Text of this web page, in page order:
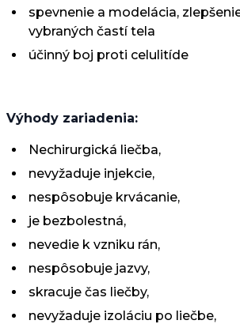
spevnenie a modelácia,
vybraných častí tela
účinný boj proti celulitíde
Výhody zariadenia:
Nechirurgická liečba,
nevyžaduje injekcie,
nespôsobuje krvácanie,
je bezbolestná,
nevedie k vzniku rán,
nespôsobuje jazvy,
skracuje čas liečby,
nevyžaduje izoláciu po liečbe,